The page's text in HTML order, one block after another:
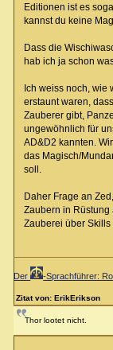
Editionen ist es
kannst du keine
Dass die
hab ich ja schon
Ich weiss noch, wie
erstaunt waren,
Zauberer gibt,
ungewöhnlich für
AD&D2 kannten.
das Magisch/
soll.
Daher Frage an
Zaubern in
Zauberei über Skills
Der -Sprachführer:
Zitat von: ErikErikson
Thor lootet nicht.